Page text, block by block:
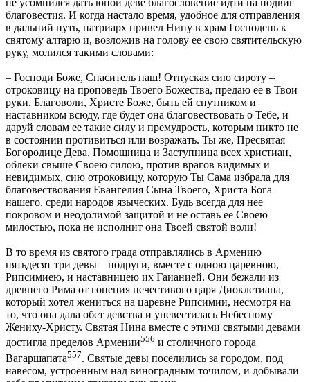
не усомнился дать юной деве благословение идти на подвиг
благовестия. И когда настало время, удобное для отправления
в дальний путь, патриарх привел Нину в храм Господень к
святому алтарю и, возложив на голову ее свою святительскую
руку, молился такими словами:
– Господи Боже, Спаситель наш! Отпуская сию сироту –
отроковицу на проповедь Твоего Божества, предаю ее в Твои
руки. Благоволи, Христе Боже, быть ей спутником и
наставником всюду, где будет она благовествовать о Тебе, и
даруй словам ее такие силу и премудрость, которым никто не
в состоянии противиться или возражать. Ты же, Пресвятая
Богородице Дева, Помощница и Заступница всех христиан,
облеки свыше Своею силою, против врагов видимых и
невидимых, сию отроковицу, которую Ты Сама избрала для
благовествования Евангелия Сына Твоего, Христа Бога
нашего, среди народов языческих. Будь всегда для нее
покровом и неодолимой защитой и не оставь ее Своею
милостью, пока не исполнит она Твоей святой воли!
В то время из святого града отправлялись в Армению
пятьдесят три девы – подруги, вместе с одною царевною,
Рипсимиею, и наставницею их Гаианией. Они бежали из
древнего Рима от гонения нечестивого царя Диоклетиана,
который хотел жениться на царевне Рипсимии, несмотря на
то, что она дала обет девства и уневестилась Небесному
Жениху-Христу. Святая Нина вместе с этими святыми девами
достигла пределов Армении556 и столичного города
Вагаршапата557. Святые девы поселились за городом, под
навесом, устроенным над виноградным точилом, и добывали